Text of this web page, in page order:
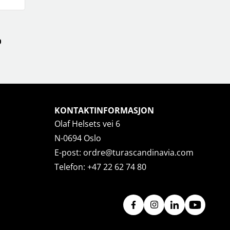
KONTAKTINFORMASJON
Olaf Helsets vei 6
N-0694 Oslo
E-post: ordre@turascandinavia.com
Telefon: +47 22 62 74 80